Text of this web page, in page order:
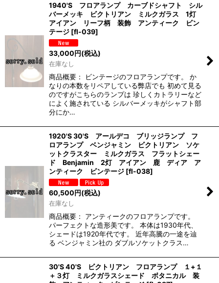
1940'S フロアランプ カーブドシャフト シル
バーメッキ ビクトリアン ミルクガラス 1灯
アイアン リーフ柄 装飾 アンティーク ビン
テージ [fl-039]
33,000円(税込)
在庫なし
商品概要： ビンテージのフロアランプです。 か
なりの本数をリペアしている弊店でも 初めて見る
のですがこちらのランプは 珍しくカトラリーなど
によく施されている シルバーメッキがシャフト部
分にか…
1920'S 30'S アールデコ ブリッジランプ フ
ロアランプ ベンジャミン ビクトリアン ソケ
ットクラスター ミルクガラス フラットシェー
ド Benjamin 2灯 アイアン 鹿 ディア ア
ンティーク ビンテージ [fl-038]
60,500円(税込)
在庫なし
商品概要： アンティークのフロアランプです。
パーフェクトな造形美です。 本体は1930年代、
シェードは1920年代です。 近年高騰の一途を辿
る ベンジャミン社の ダブルソケットクラス…
30'S 40'S ビクトリアン フロアランプ １+１
＋３灯 ミルクガラスシェード ボタニカル 装